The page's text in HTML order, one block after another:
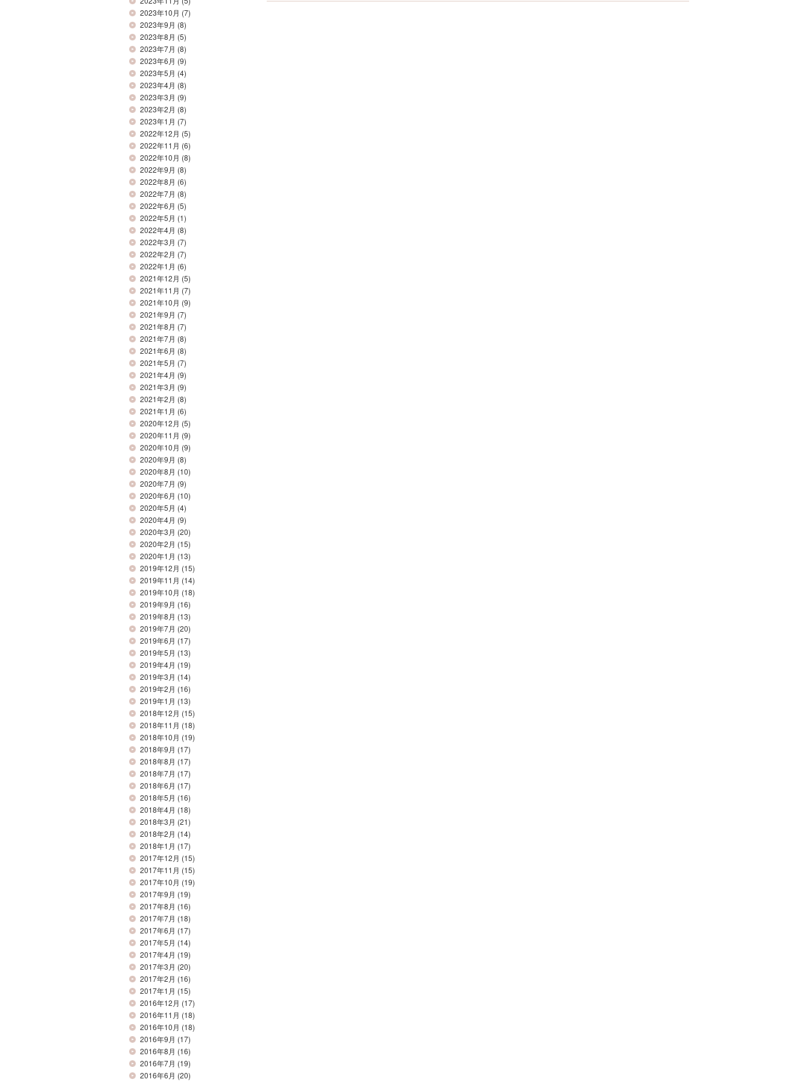
2023年10月 (7)
2023年9月 (8)
2023年8月 (5)
2023年7月 (8)
2023年6月 (9)
2023年5月 (4)
2023年4月 (8)
2023年3月 (9)
2023年2月 (8)
2023年1月 (7)
2022年12月 (5)
2022年11月 (6)
2022年10月 (8)
2022年9月 (8)
2022年8月 (6)
2022年7月 (8)
2022年6月 (5)
2022年5月 (1)
2022年4月 (8)
2022年3月 (7)
2022年2月 (7)
2022年1月 (6)
2021年12月 (5)
2021年11月 (7)
2021年10月 (9)
2021年9月 (7)
2021年8月 (7)
2021年7月 (8)
2021年6月 (8)
2021年5月 (7)
2021年4月 (9)
2021年3月 (9)
2021年2月 (8)
2021年1月 (6)
2020年12月 (5)
2020年11月 (9)
2020年10月 (9)
2020年9月 (8)
2020年8月 (10)
2020年7月 (9)
2020年6月 (10)
2020年5月 (4)
2020年4月 (9)
2020年3月 (20)
2020年2月 (15)
2020年1月 (13)
2019年12月 (15)
2019年11月 (14)
2019年10月 (18)
2019年9月 (16)
2019年8月 (13)
2019年7月 (20)
2019年6月 (17)
2019年5月 (13)
2019年4月 (19)
2019年3月 (14)
2019年2月 (16)
2019年1月 (13)
2018年12月 (15)
2018年11月 (18)
2018年10月 (19)
2018年9月 (17)
2018年8月 (17)
2018年7月 (17)
2018年6月 (17)
2018年5月 (16)
2018年4月 (18)
2018年3月 (21)
2018年2月 (14)
2018年1月 (17)
2017年12月 (15)
2017年11月 (15)
2017年10月 (19)
2017年9月 (19)
2017年8月 (16)
2017年7月 (18)
2017年6月 (17)
2017年5月 (14)
2017年4月 (19)
2017年3月 (20)
2017年2月 (16)
2017年1月 (15)
2016年12月 (17)
2016年11月 (18)
2016年10月 (18)
2016年9月 (17)
2016年8月 (16)
2016年7月 (19)
2016年6月 (20)